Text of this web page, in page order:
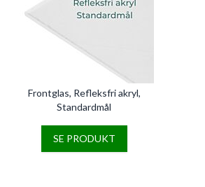
Frontglas, Refleksfri akryl,
Standardmål
SE PRODUKT